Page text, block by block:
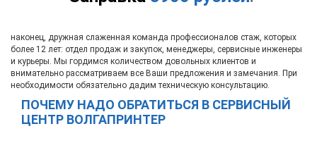
наконец, дружная слаженная команда профессионалов стаж, которых
более 12 лет: отдел продаж и закупок, менеджеры, сервисные инженеры
и курьеры. Мы гордимся количеством довольных клиентов и
внимательно рассматриваем все Ваши предложения и замечания. При
необходимости обязательно дадим техническую консультацию.
ПОЧЕМУ НАДО ОБРАТИТЬСЯ В СЕРВИСНЫЙ
ЦЕНТР ВОЛГАПРИНТЕР